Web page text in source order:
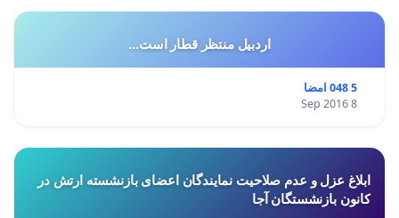
اردبیل منتظر قطار است...
5 048 امضا
8 Sep 2016
ابلاغ عزل و عدم صلاحیت نمایندگان اعضای بازنشسته ارتش در
کانون بازنشستگان آجا